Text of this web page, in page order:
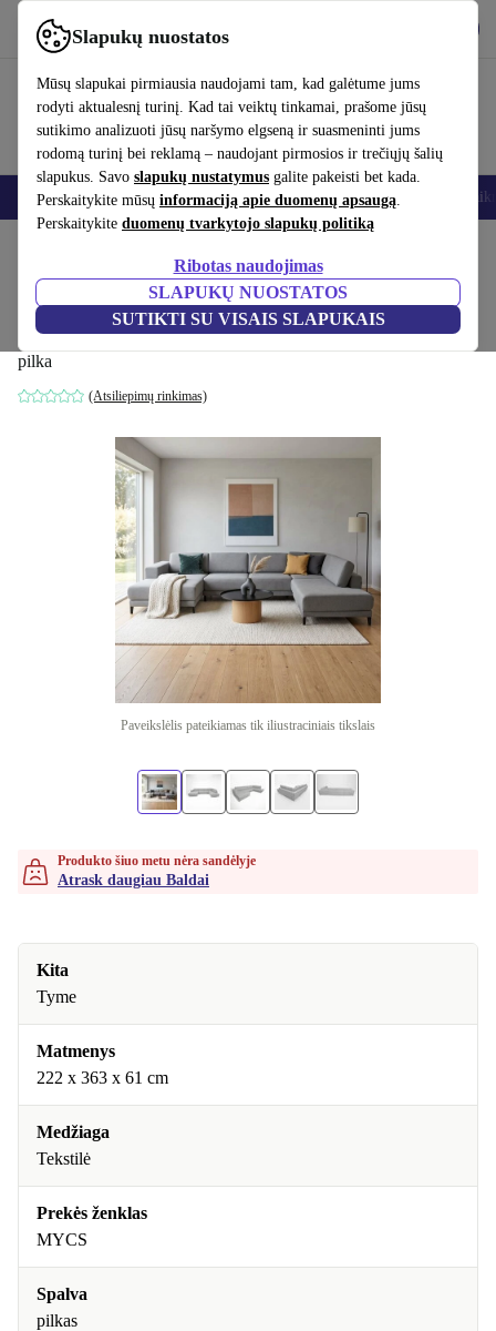
Slapukų nuostatos
Mūsų slapukai pirmiausia naudojami tam, kad galėtume jums
rodyti aktualesnį turinį. Kad tai veiktų tinkamai, prašome jūsų
sutikimo analizuoti jūsų naršymo elgseną ir suasmeninti jums
rodomą turinį bei reklamą – naudojant pirmosios ir trečiųjų šalių
slapukus. Savo slapukų nustatymus galite pakeisti bet kada.
Perskaitykite mūsų informaciją apie duomenų apsaugą.
Perskaitykite duomenų tvarkytojo slapukų politiką
Ribotas naudojimas
SLAPUKŲ NUOSTATOS
SUTIKTI SU VISAIS SLAPUKAIS
Naudok refurbed greitai ir paprastai
Išmanieji telefonai Nešiojamieji kompiuteriai Planšetės Išmanieji
Tyme sofos ansamblis su chaise longue
smulkus audinys šiferio pilka
pilka
(Atsiliepimų rinkimas)
Paveikslėlis pateikiamas tik iliustraciniais tikslais
Produkto šiuo metu nėra sandėlyje
Atrask daugiau Baldai
Kita
Tyme
Matmenys
222 x 363 x 61 cm
Medžiaga
Tekstilė
Prekės ženklas
MYCS
Spalva
pilkas